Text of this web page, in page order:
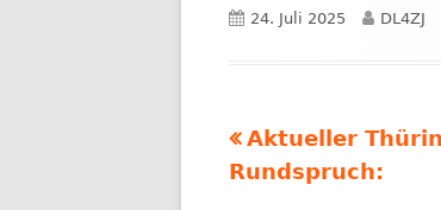
Veröffentlicht
24. Juli 2025 Autor
DL4ZJ
Vorheriger
Beitrag:
Aktueller
Rundspruch: